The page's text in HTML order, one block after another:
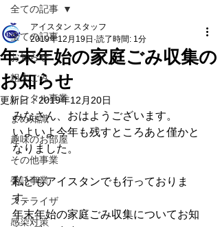
全ての記事
お知らせ
粗大ごみ
レンタル事業
まめ知識
趣味のお部屋
その他事業
委託事業
ステライザ
感染対策
全ての記事
年末年始の家庭ごみ収集の
お知らせ
アイスタン スタッフ
2019年12月19日 読了時間: 1分
更新日：2019年12月20日
みなさん、おはようございます。
いよいよ今年も残すところあと僅かと
なりました。
私どもアイスタンでも行っておりま
す、
年末年始の家庭ごみ収集についてお知